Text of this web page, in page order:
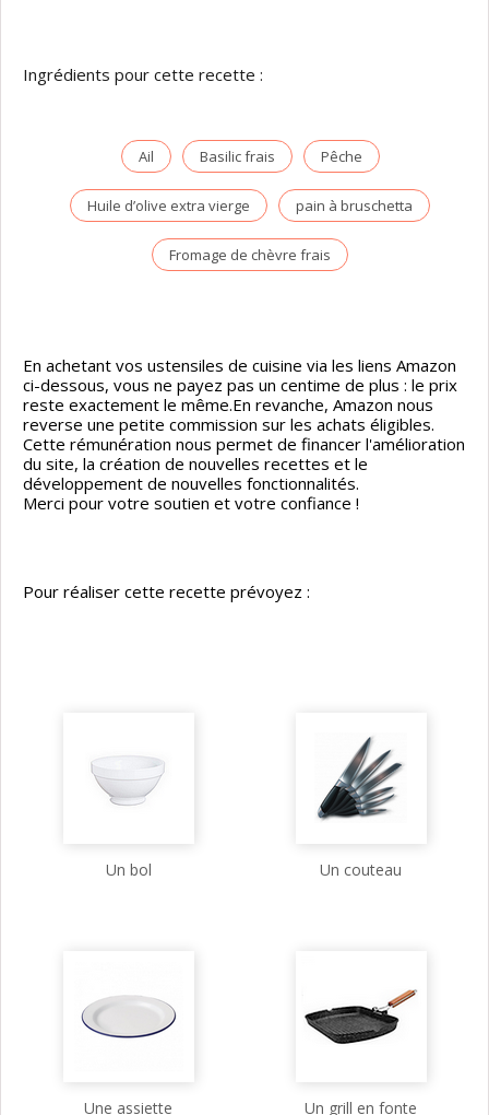
Ingrédients pour cette recette :
Ail Basilic frais Pêche
Huile d’olive extra vierge pain à bruschetta
Fromage de chèvre frais
En achetant vos ustensiles de cuisine via les liens Amazon
ci-dessous, vous ne payez pas un centime de plus : le prix
reste exactement le même.En revanche, Amazon nous
reverse une petite commission sur les achats éligibles.
Cette rémunération nous permet de financer l'amélioration
du site, la création de nouvelles recettes et le
développement de nouvelles fonctionnalités.
Merci pour votre soutien et votre confiance !
Pour réaliser cette recette prévoyez :
Un bol Un couteau
Une assiette Un grill en fonte